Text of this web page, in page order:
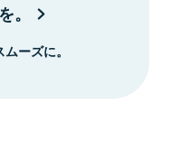
。
ーズに。